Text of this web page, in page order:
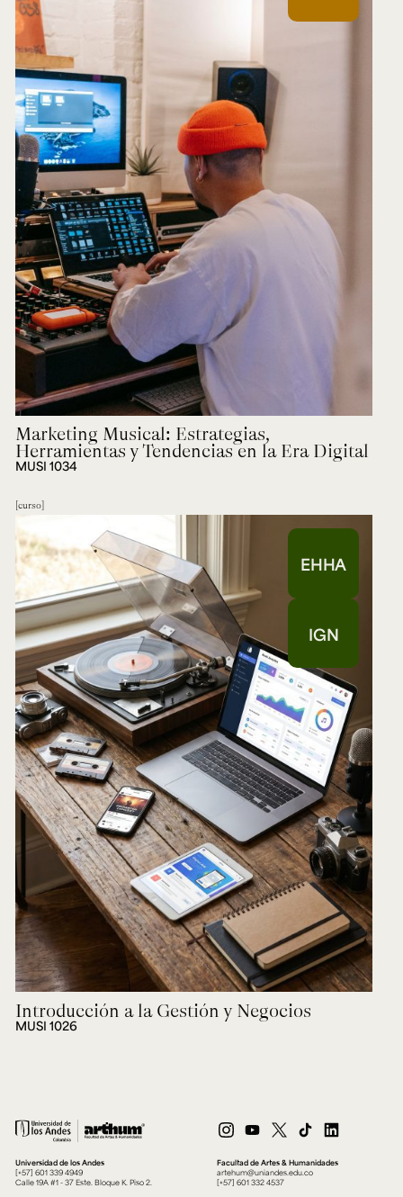
Marketing Musical: Estrategias,
Herramientas y Tendencias en la Era Digital
MUSI 1034
curso
EHHA
IGN
Introducción a la Gestión y Negocios
MUSI 1026
Universidad de los Andes
[+57] 601 339 4949
Calle 19A #1 - 37 Este. Bloque K. Piso 2.
Facultad de Artes & Humanidades
artehum@uniandes.edu.co
[+57] 601 332 4537